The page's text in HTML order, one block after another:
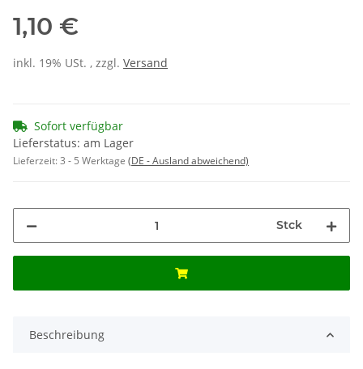
1,10 €
inkl. 19% USt. , zzgl. Versand
Sofort verfügbar
Lieferstatus: am Lager
Lieferzeit:3 - 5 Werktage (DE - Ausland abweichend)
Stck
Beschreibung